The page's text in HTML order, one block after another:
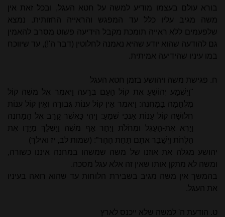
בורא עולם בעצמו מודיע למשה על חטא העגל, ובכל זאת אין
משה מגיב עליו כלל עד המפגש והראייה החזותית. נמצא
שלפעמים ללא ראייה תומכת מקבל הידיעה פשוט מסרב להאמין
גם להודעה שהוא יודע שהיא נאמנה לחלוטין (דבר ה'!), עד שיווכח
במו עיניו שהידיעה אמיתית.
ח. פגישת משה ויהושע בזמן חטא העגל
"וַיִּשְׁמַע יְהוֹשֻׁעַ אֶת קוֹל הָעָם בְּרֵעה וַיּאמֶר אֶל משֶׁה קוֹל
מִלְחָמָה בַּמַּחֲנֶה: וַיּאמֶר אֵין קוֹל עֲנוֹת גְּבוּרָה וְאֵין קוֹל עֲנוֹת
חֲלוּשָׁה קוֹל עַנּוֹת אָנכִי שׁמֵעַ: וַיְהִי כַּאֲשֶׁר קָרַב אֶל הַמַּחֲנֶה
וַיַּרְא אֶת-הָעֵגֶל וּמְחֹלֹת וַיִּחַר אַף משֶׁה וַיַּשְׁלֵךְ מִיָּדָו אֶת
הַלֻּחֹת וַיְשַׁבֵּר אתָם תַּחַת הָהָר ”: (שמות לב, יז ואילך)
יהושע מגלה את אוזנו של משה שמשהו במחנה איננו כשורה,
ומשה לא מתקן אותו שאין זה אלא עגל מסכה.
בהמשך אין משה מגיב בשבירת הלוחות עד שהוא רואה בעיניו
את העגל.
ט. הודעת ה' למשה שלא ייכנס לארץ